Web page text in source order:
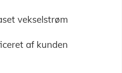
vekselstrøm
af kunden